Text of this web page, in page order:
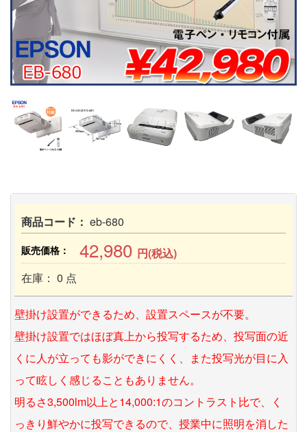
商品コード： eb-680
販売価格： 42,980 円(税込)
在庫： 0 点
壁掛け設置ができるため、設置スペースが不要。
壁掛け設置ではほぼ真上から投写するため、投写面の近
くに人が立っても影ができにくく、また投写光が目に入
って眩しく感じることもありません。
明るさ3,500lm以上と14,000:1のコントラスト比で、く
っきり鮮やかに投写できるので、授業中に照明を消した